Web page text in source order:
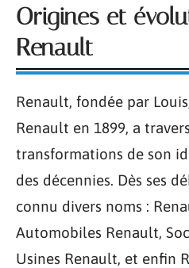
Origines et
Renault
Renault, fondée par
Renault en 1899, a
transformations de son
des décennies. Dès ses
connu divers noms :
Automobiles Renault,
Usines Renault, et enfin